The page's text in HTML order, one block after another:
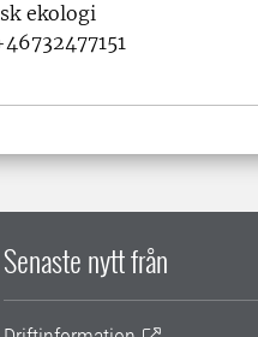
ekologi
Senaste nytt från